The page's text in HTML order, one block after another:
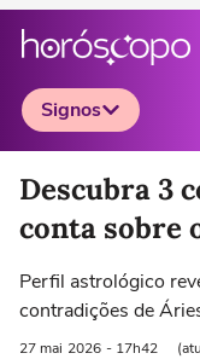
Signos
Selecione o signo
Áries
21/03 a 20/04 21/04
Descubra 3
conta sobre
Perfil astrológico
contradições de
27 mai 2026 - 17h42